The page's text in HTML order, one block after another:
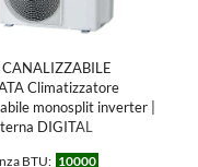
CANALIZZABILE
Climatizzatore
monosplit inverter |
DIGITAL
BTU: 10000